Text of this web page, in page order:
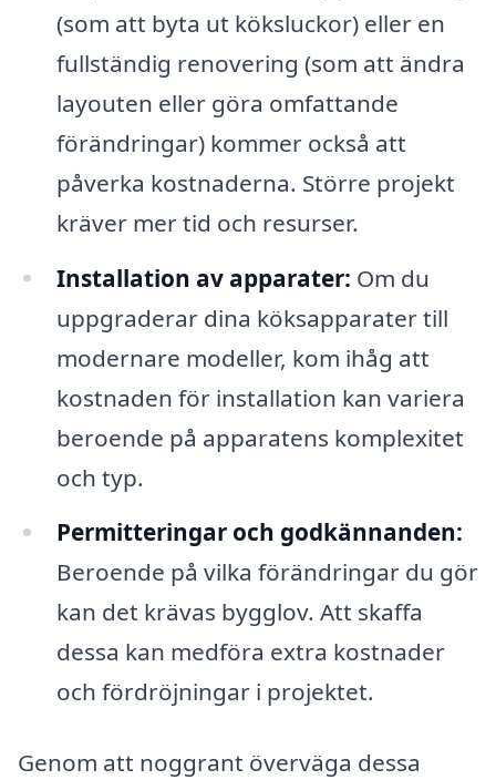
(som att byta ut köksluckor) eller en
fullständig renovering (som att ändra
layouten eller göra omfattande
förändringar) kommer också att
påverka kostnaderna. Större projekt
kräver mer tid och resurser.
Installation av apparater: Om du
uppgraderar dina köksapparater till
modernare modeller, kom ihåg att
kostnaden för installation kan variera
beroende på apparatens komplexitet
och typ.
Permitteringar och godkännanden:
Beroende på vilka förändringar du gör
kan det krävas bygglov. Att skaffa
dessa kan medföra extra kostnader
och fördröjningar i projektet.
Genom att noggrant överväga dessa